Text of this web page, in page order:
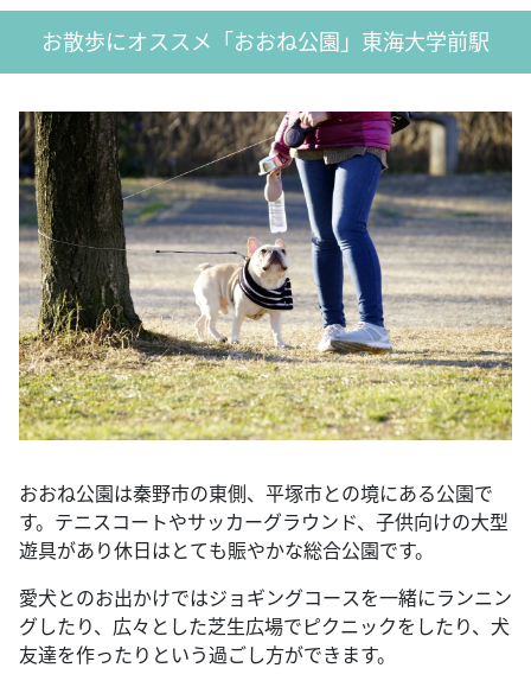
お散歩にオススメ「おおね公園」東海大学前駅
おおね公園は秦野市の東側、平塚市との境にある公園で
す。テニスコートやサッカーグラウンド、子供向けの大型
遊具があり休日はとても賑やかな総合公園です。
愛犬とのお出かけではジョギングコースを一緒にランニン
グしたり、広々とした芝生広場でピクニックをしたり、犬
友達を作ったりという過ごし方ができます。